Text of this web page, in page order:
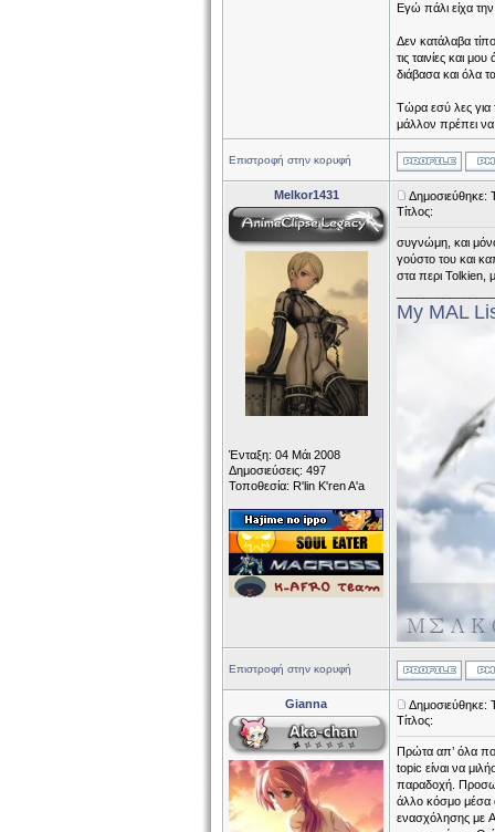
Εγώ πάλι είχα
Δεν κατάλαβα
τις ταινίες και
διάβασα και όλα
Τώρα εσύ λες για
μάλλον πρέπει
Επιστροφή στην κορυφή
Melkor1431
Ένταξη: 04 Μάι 2008
Δημοσιεύσεις: 497
Τοποθεσία: R'lin K'ren A'a
Δημοσιεύθηκε:
Τίτλος:
συγνώμη, και
γούστο του και
στα περι Tolkien,
My MAL
Επιστροφή στην κορυφή
Gianna
Δημοσιεύθηκε:
Τίτλος:
Πρώτα απ’ όλα
topic είναι να
παραδοχή.
άλλο κόσμο μέσα
ενασχόλησης με